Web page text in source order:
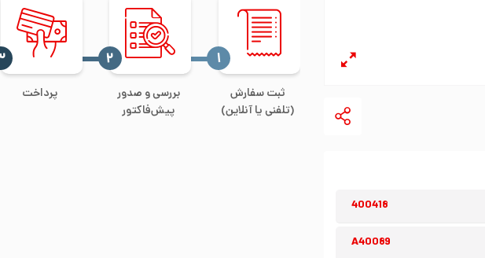
400418
A40089
ثبت سفارش
(تلفنی یا آنلاین)
‍۱
بررسی و صدور
پیش‌فاکتور
‍۲
پرداخت